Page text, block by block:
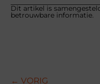
Dit artikel is
betrouwbare informatie.
← VORIG